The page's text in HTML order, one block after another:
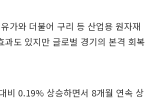
가와 더불어 구리 등 산업용 원자재
도 있지만 글로벌 경기의 본격 회복
비 0.19% 상승하면서 8개월 연속 상